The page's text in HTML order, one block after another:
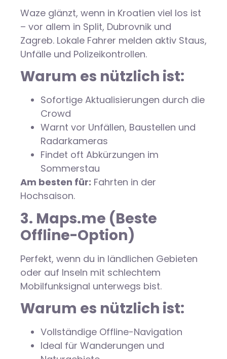
Waze glänzt, wenn in Kroatien viel los ist
– vor allem in Split, Dubrovnik und
Zagreb. Lokale Fahrer melden aktiv Staus,
Unfälle und Polizeikontrollen.
Warum es nützlich ist:
Sofortige Aktualisierungen durch die
Crowd
Warnt vor Unfällen, Baustellen und
Radarkameras
Findet oft Abkürzungen im
Sommerstau
Am besten für: Fahrten in der
Hochsaison.
3. Maps.me (Beste
Offline-Option)
Perfekt, wenn du in ländlichen Gebieten
oder auf Inseln mit schlechtem
Mobilfunksignal unterwegs bist.
Warum es nützlich ist:
Vollständige Offline-Navigation
Ideal für Wanderungen und